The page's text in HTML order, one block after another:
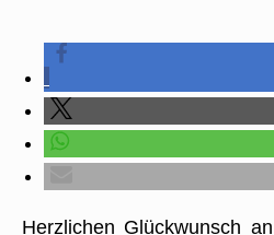
Herzlichen Glückwunsch